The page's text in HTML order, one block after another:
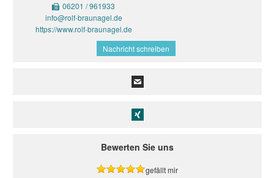
06201 / 961933
info@rolf-braunagel.de
https://www.rolf-braunagel.de
Nachricht schreiben
Bewerten Sie uns
gefällt mir